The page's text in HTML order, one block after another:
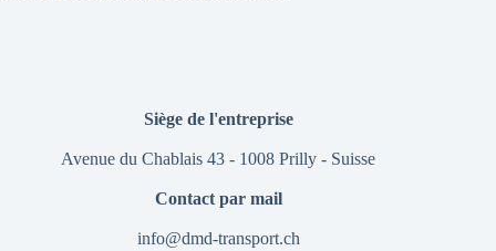
Siège de l'entreprise
Avenue du Chablais 43 - 1008 Prilly - Suisse
Contact par mail
info@dmd-transport.ch